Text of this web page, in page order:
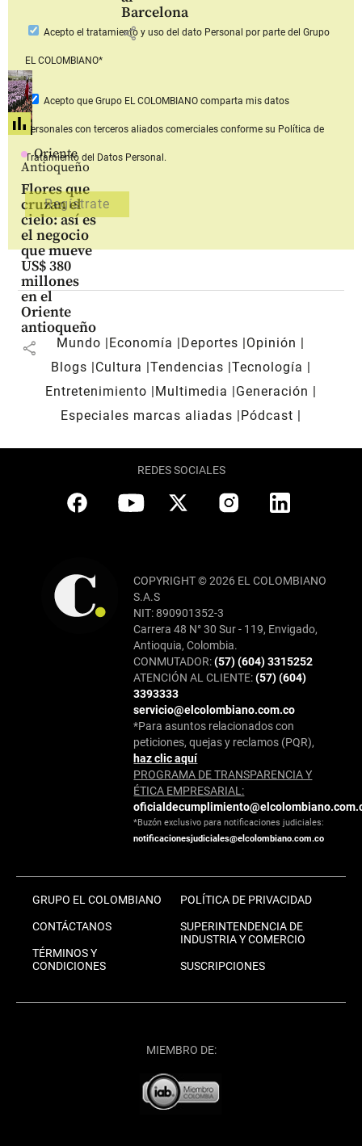
Barcelona
share
Oriente
Antioqueño
Flores que
cruzan el
cielo: así es
el negocio
que mueve
US$ 380
millones
en el
Oriente
antioqueño
share
Acepto el tratamiento y uso del dato Personal por parte del Grupo
EL COLOMBIANO*
Acepto que Grupo EL COLOMBIANOcomparta mis datos
personales con terceros aliados comerciales conforme su Política de
Tratamiento del Datos Personal.
Mundo Economía Deportes
Opinión
Blogs
Cultura Tendencias Tecnología
Entretenimiento
Multimedia
Generación
Especiales marcas aliadas
Pódcast
REDES SOCIALES
COPYRIGHT © 2026 EL COLOMBIANO
S.A.S
NIT: 890901352-3
Carrera 48 N° 30 Sur - 119, Envigado,
Antioquia, Colombia.
CONMUTADOR:(57) (604) 3315252
ATENCIÓN AL CLIENTE:(57) (604)
3393333
servicio@elcolombiano.com.co
*Para asuntos relacionados con
peticiones, quejas y reclamos (PQR),
haz clic aquí
PROGRAMA DE TRANSPARENCIA Y
ÉTICA EMPRESARIAL:
*Buzón exclusivo para notificaciones judiciales:
notificacionesjudiciales@elcolombiano.com.co
GRUPO EL COLOMBIANO
CONTÁCTANOS
TÉRMINOS Y
CONDICIONES
POLÍTICA DE PRIVACIDAD
SUPERINTENDENCIA DE
INDUSTRIA Y COMERCIO
SUSCRIPCIONES
MIEMBRO DE: